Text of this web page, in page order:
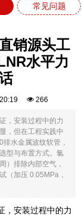
常见问题
销源头工
水平力
266
，安装过程中的力
，但在工程实践中
水金属波纹软管，
型与布置方式。氯
）排除内部空气，
（加压 0.05MPa，
，安装过程中的力